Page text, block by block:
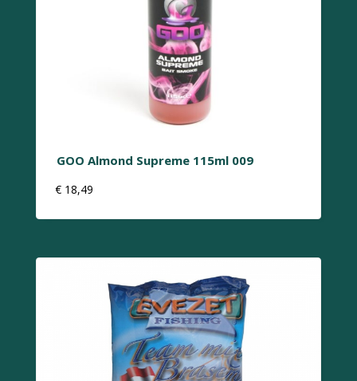
GOO Almond Supreme 115ml 009
€ 18,49